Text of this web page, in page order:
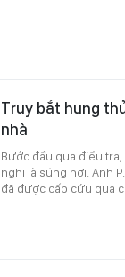
Truy bắt hung
nhà
Bước đầu qua điều
nghi là súng hơi. Anh
đã được cấp cứu qua